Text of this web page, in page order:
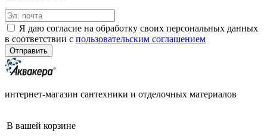
Я даю согласие на обработку своих персональных данных
в соответствии с пользовательским соглашением
интернет-магазин сантехники и отделочных материалов
В вашей корзине